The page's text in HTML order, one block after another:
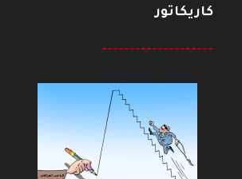
كاريكاتور
--------------------